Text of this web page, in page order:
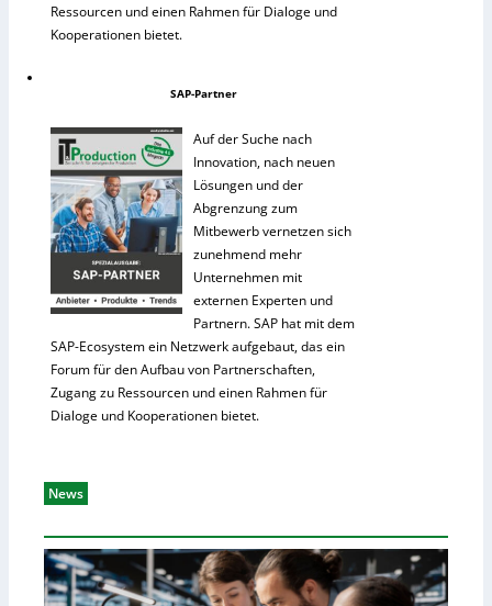
Ressourcen und einen Rahmen für Dialoge und
Kooperationen bietet.
SAP-Partner
Auf der Suche nach
Innovation, nach neuen
Lösungen und der
Abgrenzung zum
Mitbewerb vernetzen sich
zunehmend mehr
Unternehmen mit
externen Experten und
Partnern. SAP hat mit dem
SAP-Ecosystem ein Netzwerk aufgebaut, das ein
Forum für den Aufbau von Partnerschaften,
Zugang zu Ressourcen und einen Rahmen für
Dialoge und Kooperationen bietet.
News